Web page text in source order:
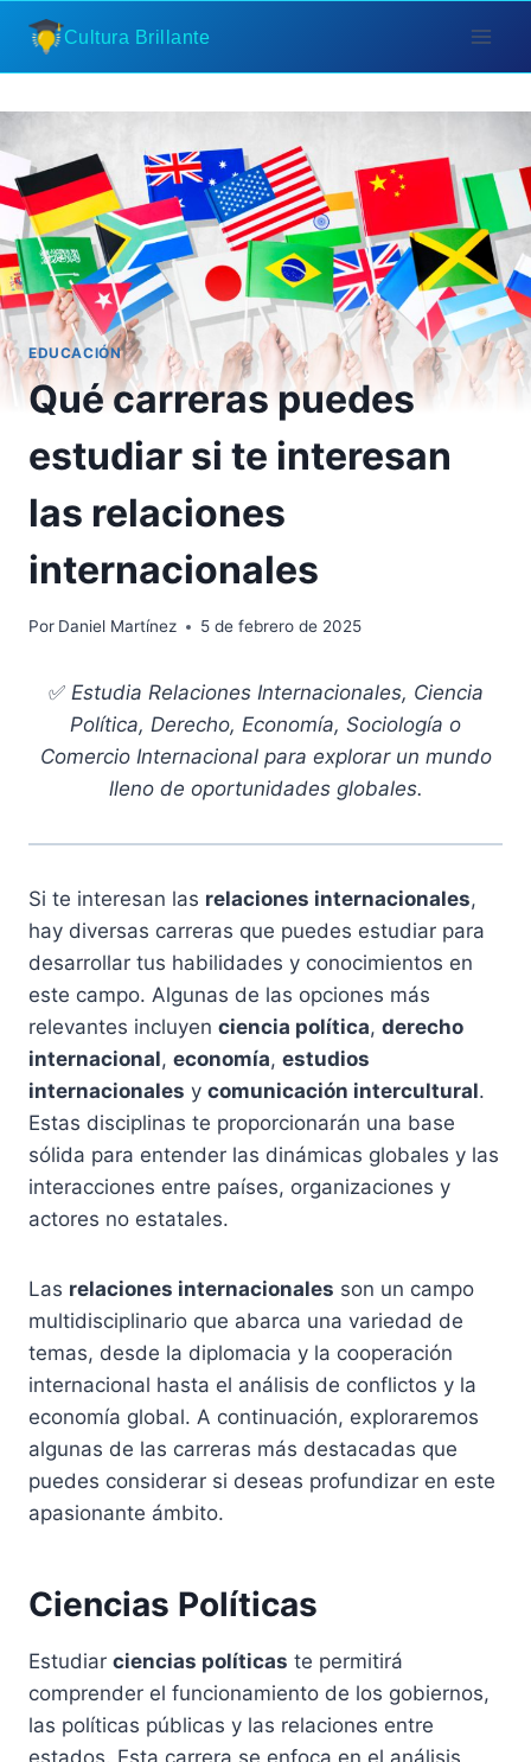
Saltar
contenido
Cultura Brillante
EDUCACIÓN
Qué carreras puedes
estudiar si te interesan
las relaciones
internacionales
Por Daniel Martínez 5 de febrero de 2025
✅ Estudia Relaciones Internacionales, Ciencia
Política, Derecho, Economía, Sociología o
Comercio Internacional para explorar un mundo
lleno de oportunidades globales.
Si te interesan las relaciones internacionales,
hay diversas carreras que puedes estudiar para
desarrollar tus habilidades y conocimientos en
este campo. Algunas de las opciones más
relevantes incluyen ciencia política, derecho
internacional, economía, estudios
internacionales y comunicación intercultural.
Estas disciplinas te proporcionarán una base
sólida para entender las dinámicas globales y las
interacciones entre países, organizaciones y
actores no estatales.
Las relaciones internacionales son un campo
multidisciplinario que abarca una variedad de
temas, desde la diplomacia y la cooperación
internacional hasta el análisis de conflictos y la
economía global. A continuación, exploraremos
algunas de las carreras más destacadas que
puedes considerar si deseas profundizar en este
apasionante ámbito.
Ciencias Políticas
Estudiar ciencias políticas te permitirá
comprender el funcionamiento de los gobiernos,
las políticas públicas y las relaciones entre